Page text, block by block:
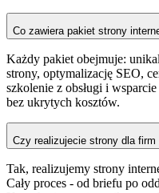
Co zawiera pakiet strony
Każdy pakiet obejmuje:
strony, optymalizację SEO,
szkolenie z obsługi i
bez ukrytych kosztów.
Czy realizujecie strony dla firm
Tak, realizujemy strony
Cały proces - od briefu po